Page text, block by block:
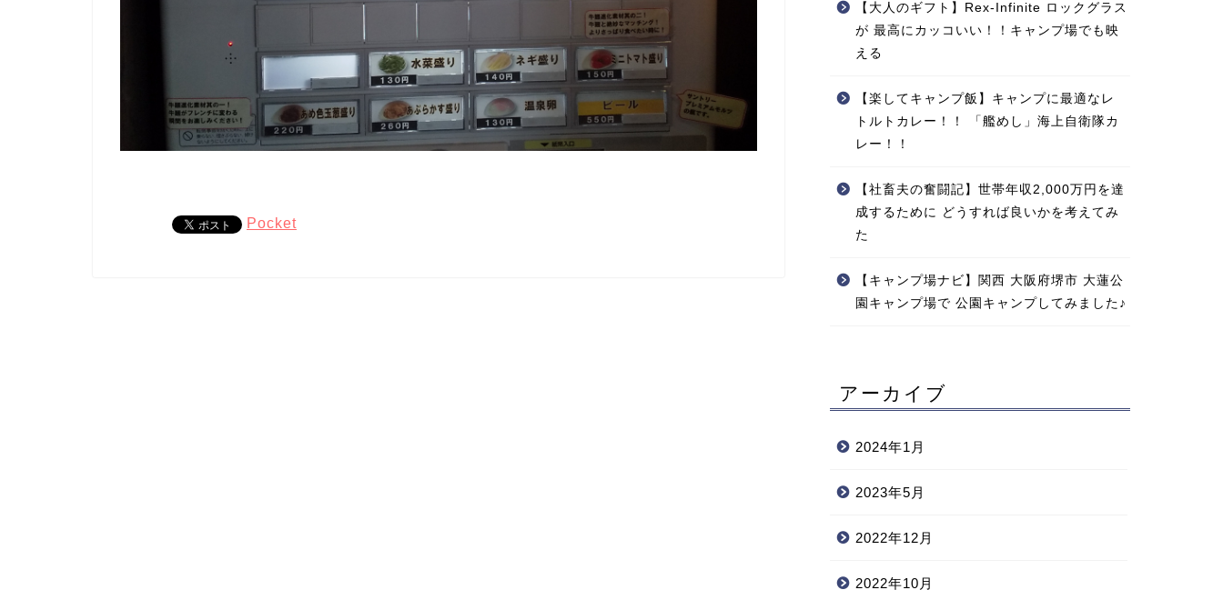
Pocket
【大人のギフト】Rex-Infinite ロックグラス
が 最高にカッコいい！！キャンプ場でも映
える
【楽してキャンプ飯】キャンプに最適なレ
トルトカレー！！ 「艦めし」海上自衛隊カ
レー！！
【社畜夫の奮闘記】世帯年収2,000万円を達
成するために どうすれば良いかを考えてみ
た
【キャンプ場ナビ】関西 大阪府堺市 大蓮公
園キャンプ場で 公園キャンプしてみました♪
アーカイブ
2024年1月
2023年5月
2022年12月
2022年10月